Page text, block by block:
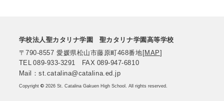
学校法人聖カタリナ学園
聖カタリナ学園高等学校
〒790-8557 愛媛県松山市藤原町468番地[MAP]
TEL 089-933-3291 FAX 089-947-6810
Mail：st.catalina@catalina.ed.jp
Copyright ©2026 St. Catalina Gakuen High School. All rights reserved.